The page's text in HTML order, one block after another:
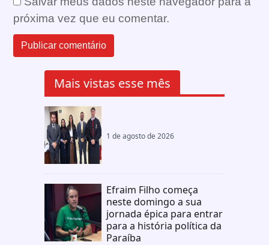
próxima vez que eu comentar.
Mais vistas esse mês
1 de agosto de 2026
Efraim Filho começa
neste domingo a sua
jornada épica para entrar
para a história política da
Paraíba